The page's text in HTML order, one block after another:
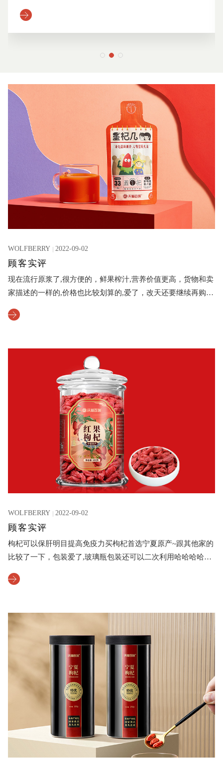
WOLFBERRY 2022-09-02
顾客实评
现在流行原浆了,很方便的，鲜果榨汁,营养价值更高，货物和卖
家描述的一样的,价格也比较划算的,爱了，改天还要继续再购买
我一起养生啦~~~一个方便携带,味道很棒，液态小分子更容易
WOLFBERRY 2022-09-02
顾客实评
枸杞可以保肝明目提高免疫力买枸杞首选宁夏原产~跟其他家的
比较了一下，包装爱了,玻璃瓶包装还可以二次利用哈哈哈哈哈
我自己试吃了几个干嚼口感也不错,等下次泡水喝喝看!